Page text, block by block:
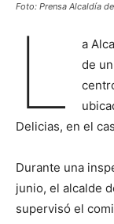
Foto: Prensa Alcaldía
L
a
de
Delicias, en el
Durante una
junio, el alcalde
supervisó el